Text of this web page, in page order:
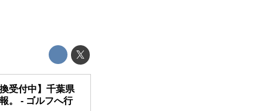
受付中】千葉県
。 - ゴルフへ行